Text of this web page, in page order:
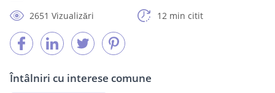
2651 Vizualizări
12 min citit
Întâlniri cu interese comune